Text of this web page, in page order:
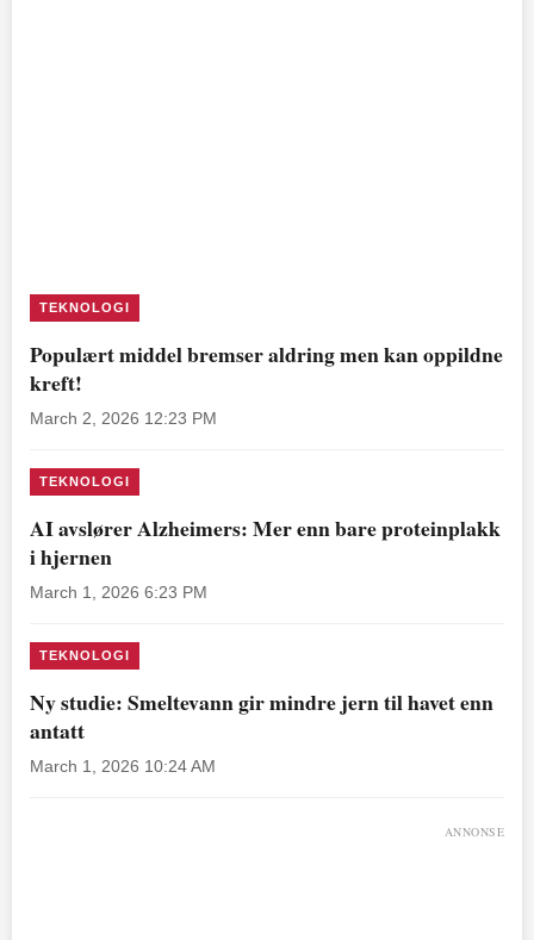
TEKNOLOGI
Populært middel bremser aldring men kan oppildne
kreft!
March 2, 2026 12:23 PM
TEKNOLOGI
AI avslører Alzheimers: Mer enn bare proteinplakk
i hjernen
March 1, 2026 6:23 PM
TEKNOLOGI
Ny studie: Smeltevann gir mindre jern til havet enn
antatt
March 1, 2026 10:24 AM
ANNONSE